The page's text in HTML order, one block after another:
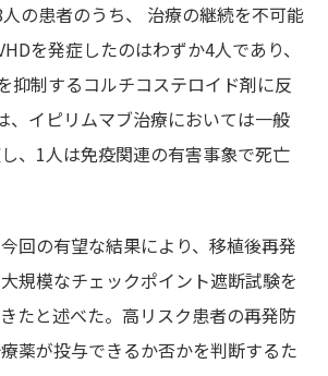
の患者のうち、 治療の継続を不可能
を発症したのはわずか4人であり、
抑制するコルチコステロイド剤に反
、イピリムマブ治療においては一般
、1人は免疫関連の有害事象で死亡
回の有望な結果により、移植後再発
規模なチェックポイント遮断試験を
たと述べた。高リスク患者の再発防
薬が投与できるか否かを判断するた